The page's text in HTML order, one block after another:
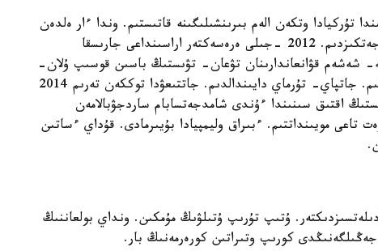
اراسىندا تۇركيادا وتكەن الەم بىرىنشىلىگىنە قاتىستىم. وندا ءار ەلدەن
كەلگەن بوكسشىلارمەن شىعىپ، قولا مەدالعا قول جەتكىزدىم. 2012 -جىلى ەرەسەكتەر اراسىنداعى جارىسقا
شەشەم قۋانعاندارىنان تۋعان- تۋىستىڭ باسىن قوسىپ ۇلان-
اسىر توي جاسادى. كەيىن چەمپيون بولۋعا تىرىستىم. جاتپاي- تۇرماي دايىندالدىم. جاتتىعۋدا توككەن تەرىم 2014
اقتىق سىنىندا ءۇندى شامدجەتسابام ساردجۋبالامەن
مويىنداتتىم. ءبىراق وليمپيادا بۇيىرمادى. قۇداي ءساتىن
ۇتىپ تۇرىپ ۇتىلۋىڭ مۇمكىن. ونداي بولعاننىڭ
كورىپ وتىراتىن كورەرمەنىڭ بار.